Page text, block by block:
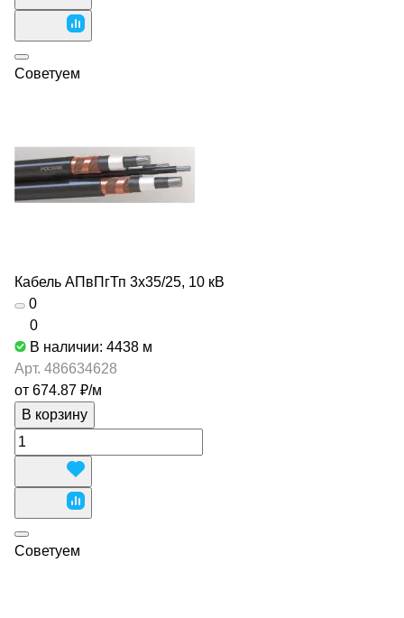
Советуем
Кабель АПвПгТп 3х35/25, 10 кВ
0
0
В наличии: 4438 м
Арт. 486634628
от 674.87 ₽/м
В корзину
Советуем